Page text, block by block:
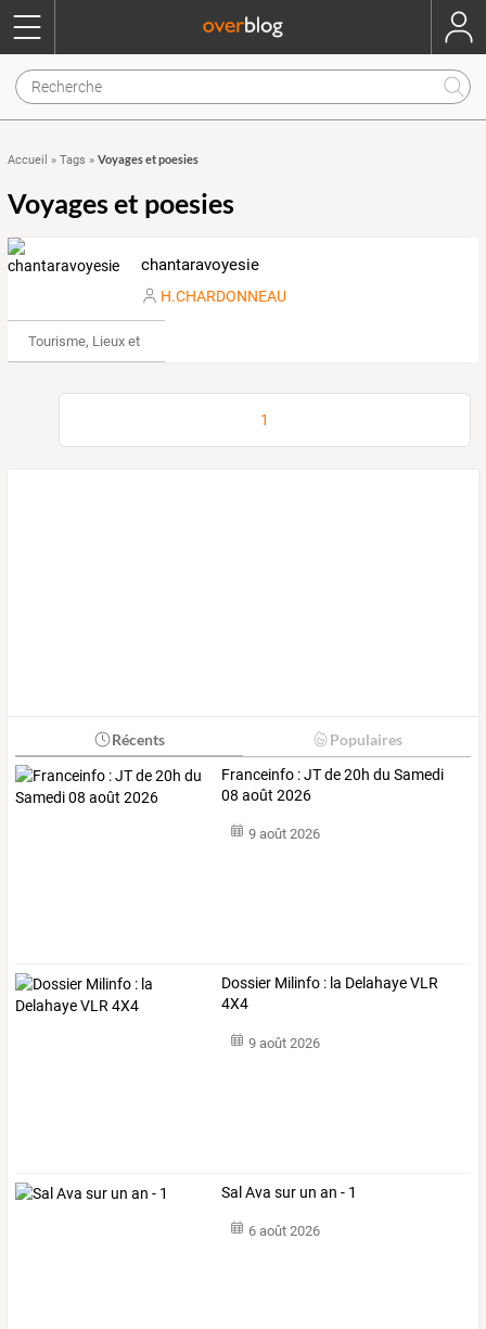
Accueil » Tags » Voyages et poesies
Voyages et poesies
chantaravoyesie
H.CHARDONNEAU
Tourisme, Lieux et Événements
1
Récents Populaires
Franceinfo : JT de 20h du Samedi
08 août 2026
9 août 2026
Dossier Milinfo : la Delahaye VLR
4X4
9 août 2026
Sal Ava sur un an - 1
6 août 2026